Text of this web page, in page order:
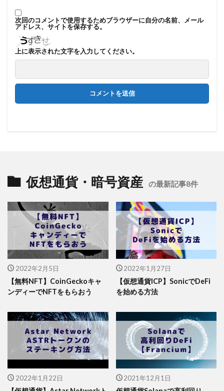
次回のコメントで使用するためブラウザーに自分の名前、メール
アドレス、サイトを保存する。
上に表示された文字を入力してください。
仮想通貨・暗号資産 の最新記事8件
2022年2月5日
【無料NFT】CoinGeckoキャ
ンディーでNFTをもらおう
2022年1月27日
【仮想通貨ICP】SonicでDeFi
を始める方法
2022年1月22日 2021年12月1日